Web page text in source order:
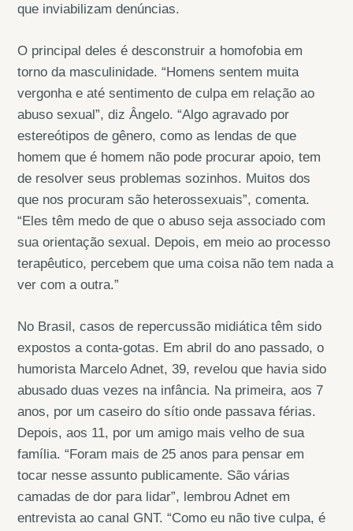
que inviabilizam denúncias.
O principal deles é desconstruir a homofobia em
torno da masculinidade. “Homens sentem muita
vergonha e até sentimento de culpa em relação ao
abuso sexual”, diz Ângelo. “Algo agravado por
estereótipos de gênero, como as lendas de que
homem que é homem não pode procurar apoio, tem
de resolver seus problemas sozinhos. Muitos dos
que nos procuram são heterossexuais”, comenta.
“Eles têm medo de que o abuso seja associado com
sua orientação sexual. Depois, em meio ao processo
terapêutico, percebem que uma coisa não tem nada a
ver com a outra.”
No Brasil, casos de repercussão midiática têm sido
expostos a conta-gotas. Em abril do ano passado, o
humorista Marcelo Adnet, 39, revelou que havia sido
abusado duas vezes na infância. Na primeira, aos 7
anos, por um caseiro do sítio onde passava férias.
Depois, aos 11, por um amigo mais velho de sua
família. “Foram mais de 25 anos para pensar em
tocar nesse assunto publicamente. São várias
camadas de dor para lidar”, lembrou Adnet em
entrevista ao canal GNT. “Como eu não tive culpa, é